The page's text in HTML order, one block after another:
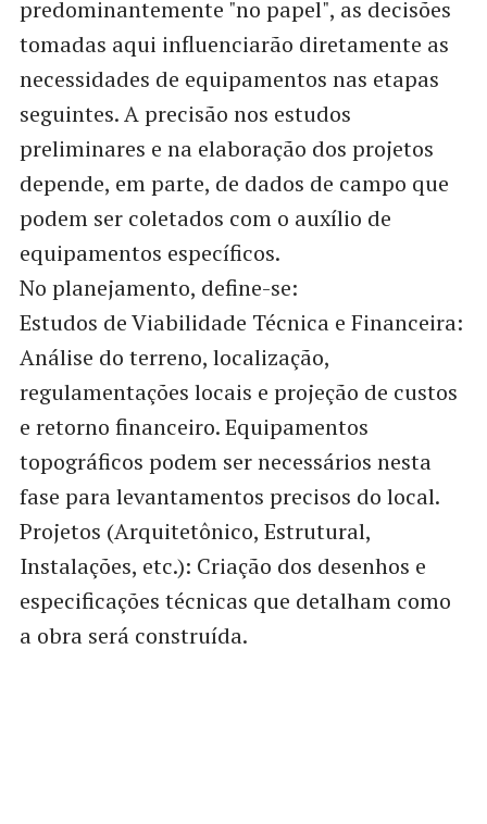
predominantemente "no papel", as decisões
tomadas aqui influenciarão diretamente as
necessidades de equipamentos nas etapas
seguintes. A precisão nos estudos
preliminares e na elaboração dos projetos
depende, em parte, de dados de campo que
podem ser coletados com o auxílio de
equipamentos específicos.
No planejamento, define-se:
Estudos de Viabilidade Técnica e Financeira:
Análise do terreno, localização,
regulamentações locais e projeção de custos
e retorno financeiro. Equipamentos
topográficos podem ser necessários nesta
fase para levantamentos precisos do local.
Projetos (Arquitetônico, Estrutural,
Instalações, etc.): Criação dos desenhos e
especificações técnicas que detalham como
a obra será construída.